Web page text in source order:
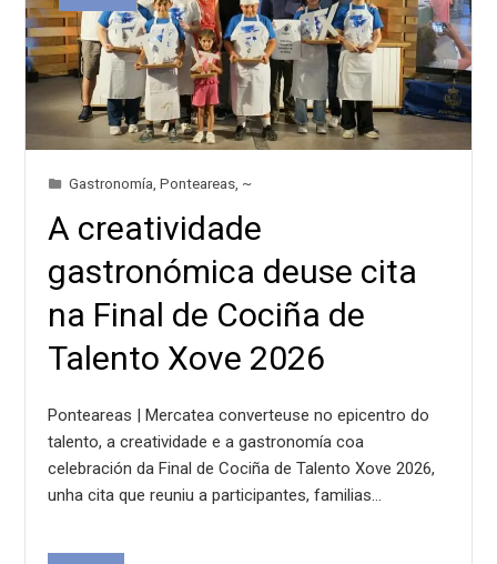
Gastronomía ,Ponteareas ~
A creatividade
gastronómica deuse cita
na Final de Cociña de
Talento Xove 2026
Ponteareas | Mercatea converteuse no epicentro do
talento, a creatividade e a gastronomía coa
celebración da Final de Cociña de Talento Xove 2026,
unha cita que reuniu a participantes, familias…